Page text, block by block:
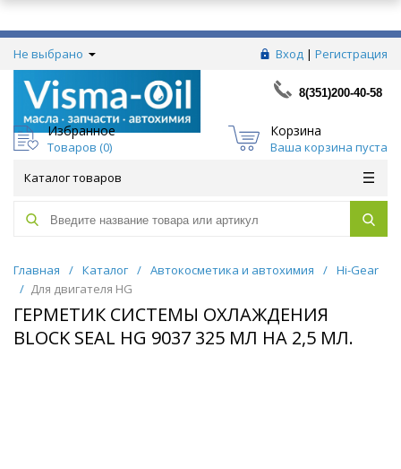
Не выбрано Вход | Регистрация
8(351)200-40-58
Избранное
Товаров (0)
Корзина
Ваша корзина пуста
Каталог товаров
Главная / Каталог / Автокосметика и автохимия / Hi-Gear
/ Для двигателя HG
ГЕРМЕТИК СИСТЕМЫ ОХЛАЖДЕНИЯ
BLOCK SEAL HG 9037 325 МЛ НА 2,5 МЛ.